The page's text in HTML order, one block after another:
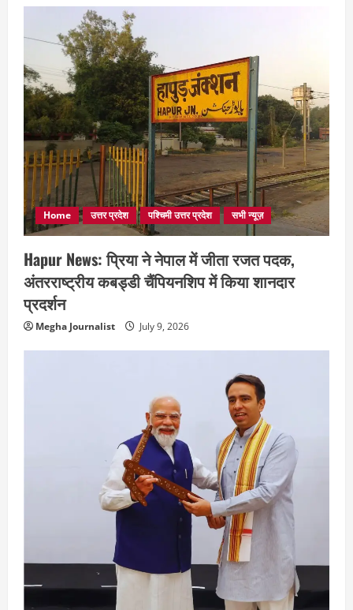
Home उत्तर प्रदेश पश्चिमी उत्तर प्रदेश सभी न्यूज़
Hapur News: प्रिया ने नेपाल में जीता रजत पदक,
अंतरराष्ट्रीय कबड्डी चैंपियनशिप में किया शानदार
प्रदर्शन
Megha Journalist July 9, 2026